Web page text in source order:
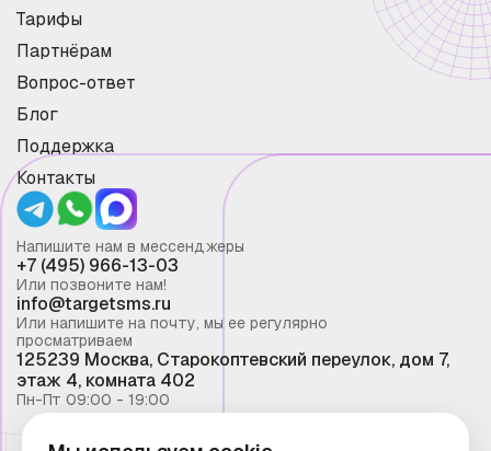
Тарифы
Партнёрам
Вопрос-ответ
Блог
Поддержка
Контакты
Напишите нам в мессенджеры
+7 (495) 966-13-03
Или позвоните нам!
info@targetsms.ru
Или напишите на почту, мы ее регулярно
просматриваем
125239 Москва, Старокоптевский переулок, дом 7,
этаж 4, комната 402
Пн-Пт 09:00 - 19:00